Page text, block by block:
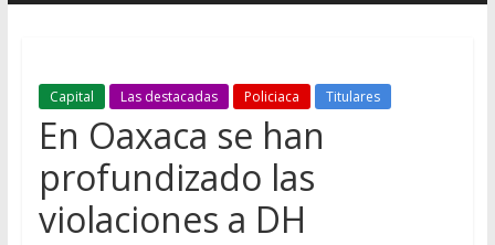
Capital Las destacadas Policiaca Titulares
En Oaxaca se han
profundizado las
violaciones a DH